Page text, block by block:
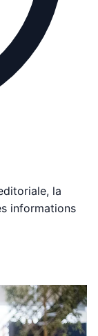
la
informations